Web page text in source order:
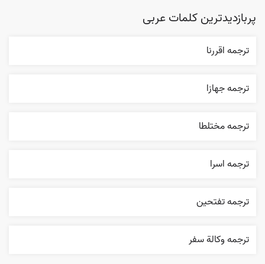
پربازدیدترین کلمات عربی
ترجمه اقررنا
ترجمه جهازا
ترجمه مختلطا
ترجمه اسرا
ترجمه تفتحين
ترجمه وکالة سفر